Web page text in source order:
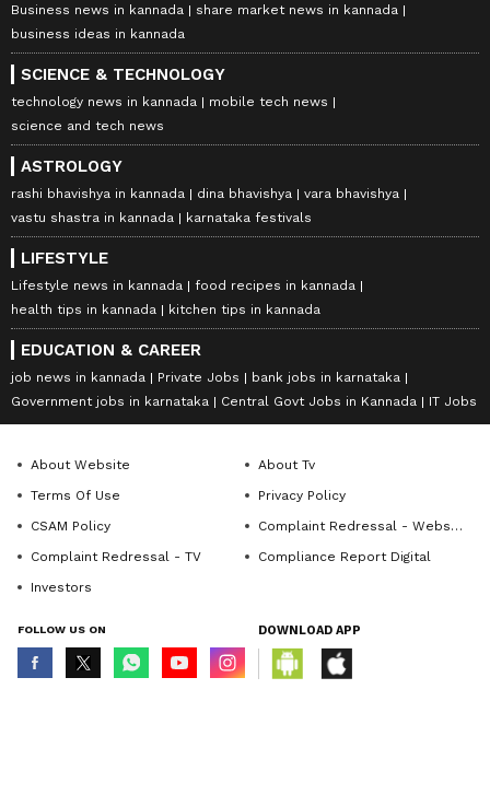
Business news in kannada
share market news in kannada
business ideas in kannada
SCIENCE & TECHNOLOGY
technology news in kannada
mobile tech news
science and tech news
ASTROLOGY
rashi bhavishya in kannada dina bhavishya
vara bhavishya
vastu shastra in kannada
karnataka festivals
LIFESTYLE
Lifestyle news in kannada
food recipes in kannada
health tips in kannada
kitchen tips in kannada
EDUCATION & CAREER
job news in kannada Private Jobs
bank jobs in karnataka
Government jobs in karnataka
Central Govt Jobs in Kannada IT Jobs
About Website
About Tv
Terms Of Use
Privacy Policy
CSAM Policy
Complaint Redressal - Website
Complaint Redressal - TV
Compliance Report Digital
Investors
FOLLOW US ON DOWNLOAD APP